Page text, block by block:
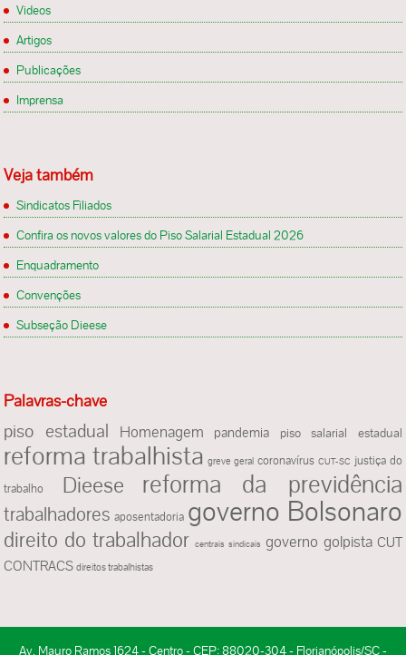
Videos
Artigos
Publicações
Imprensa
Veja também
Sindicatos Filiados
Confira os novos valores do Piso Salarial Estadual 2026
Enquadramento
Convenções
Subseção Dieese
Palavras-chave
piso estadual Homenagem pandemia piso salarial estadual
reforma trabalhista greve geral coronavírus CUT-SC justiça do
trabalho
Dieese reforma da previdência
trabalhadores aposentadoria governo Bolsonaro
direito do trabalhador centrais sindicais governo golpista CUT
CONTRACS direitos trabalhistas
Av. Mauro Ramos 1624 - Centro - CEP: 88020-304 - Florianópolis/SC -